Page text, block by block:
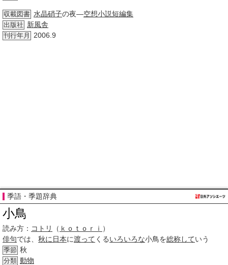
収載図書 水晶硝子の夜―空想小説短編集
出版社 新風舎
刊行年月 2006.9
季語・季題辞典
小鳥
読み方： コトリ （ ｋｏｔｏｒｉ ）
俳句では、 秋に 日本に渡って くるいろいろな小鳥を総称していう
季節 秋
分類 動物